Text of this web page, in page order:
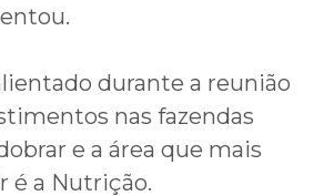
durante a reunião
nas fazendas
e a área que mais
é a Nutrição.